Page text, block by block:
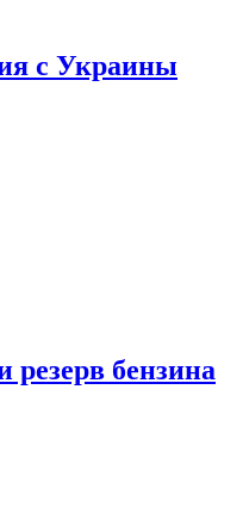
с Украины
резерв бензина